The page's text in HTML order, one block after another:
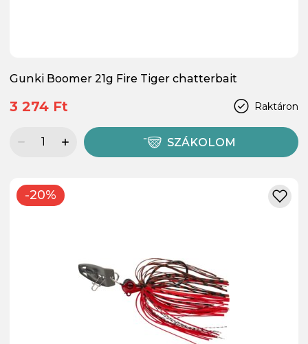
Gunki Boomer 21g Fire Tiger chatterbait
Raktáron
3 274 Ft
SZÁKOLOM
-20%